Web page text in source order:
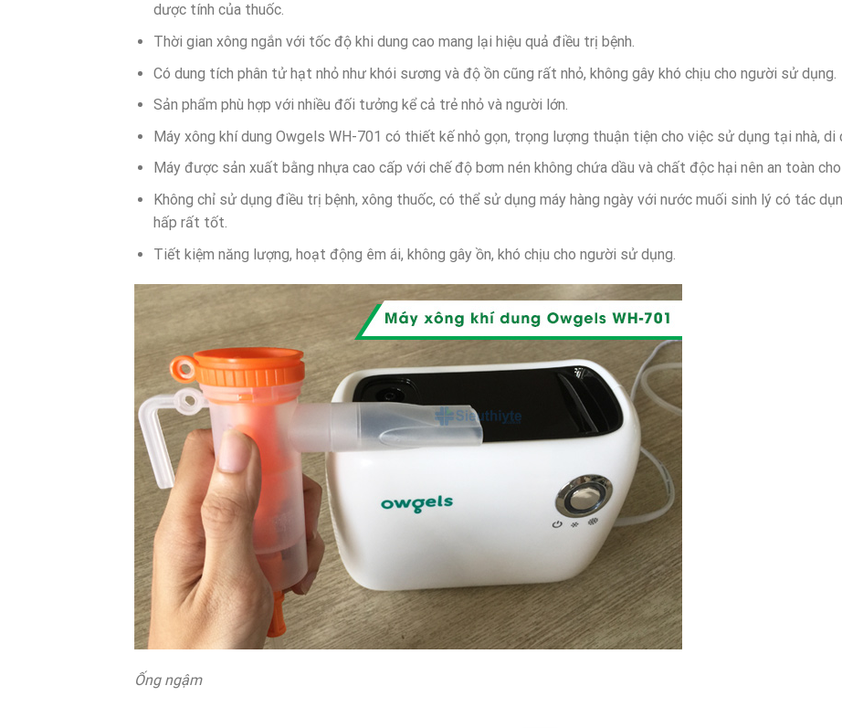
dược tính của thuốc.
Thời gian xông ngắn với tốc độ khi dung cao mang lại hiệu quả điều trị bệnh.
Có dung tích phân tử hạt nhỏ như khói sương và độ ồn cũng rất nhỏ, không gây khó chịu cho người sử dụng.
Sản phẩm phù hợp với nhiều đối tưởng kể cả trẻ nhỏ và người lớn.
Máy xông khí dung Owgels WH-701 có thiết kế nhỏ gọn, trọng lượng thuận tiện cho việc sử dụng tại nhà, di
Máy được sản xuất bằng nhựa cao cấp với chế độ bơm nén không chứa dầu và chất độc hại nên an toàn
Không chỉ sử dụng điều trị bệnh, xông thuốc, có thể sử dụng máy hàng ngày với nước muối sinh lý có tác
hấp rất tốt.
Tiết kiệm năng lượng, hoạt động êm ái, không gây ồn, khó chịu cho người sử dụng.
Ống ngậm